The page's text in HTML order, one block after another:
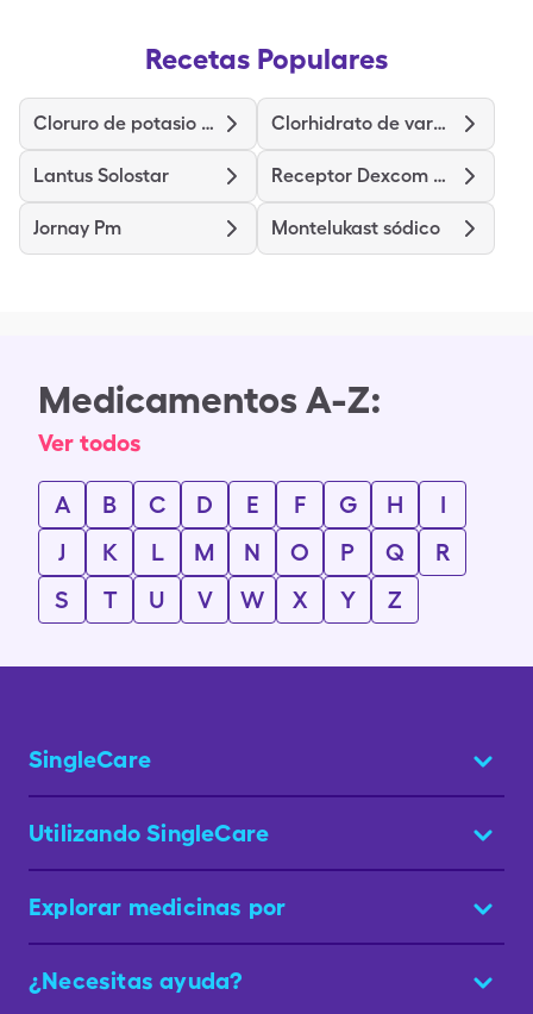
Recetas Populares
Cloruro de potasio de liberación prolongada Clorhidrato de vardenafilo
Lantus Solostar Receptor Dexcom G6
Jornay Pm Montelukast sódico
Medicamentos A-Z:
Ver todos
A B C D E F G H
I
J
K L M N O P Q
R
S
T U V W X Y Z
SingleCare
Utilizando SingleCare
Explorar medicinas por
¿Necesitas ayuda?